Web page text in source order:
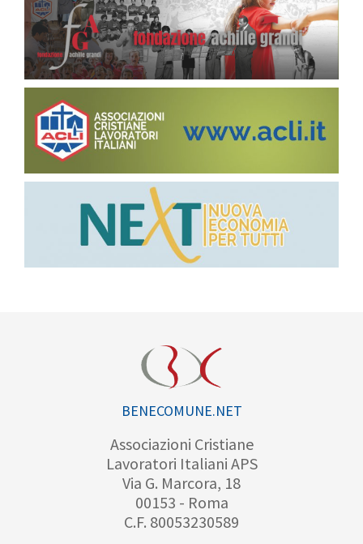
BENECOMUNE.NET
Associazioni Cristiane
Lavoratori Italiani APS
Via G. Marcora, 18
00153 - Roma
C.F. 80053230589